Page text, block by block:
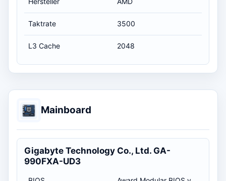
Taktrate 3500
L3 Cache 2048
Mainboard
Gigabyte Technology Co., Ltd. GA-
990FXA-UD3